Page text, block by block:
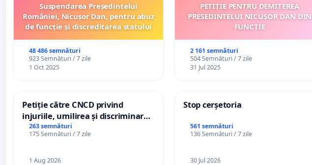
Suspendarea Președintelui
României, Nicușor Dan, pentru abuz
de funcție și discreditarea statului
48 486 semnături
923 Semnături / 7 zile
1 Oct 2025
PETIȚIE PENTRU DEMITEREA
PREȘEDINTELUI NICUȘOR DAN DIN
FUNCȚIE
2 161 semnături
504 Semnături / 7 zile
31 Jul 2025
Petiție către CNCD privind
injuriile, umilirea și discriminarea
persoanelor cu dizabilități de
către utilizatorul TikTok „Gorici”
263 semnături
175 Semnături / 7 zile
1 Aug 2026
Stop cerșetoria
561 semnături
136 Semnături / 7 zile
30 Jul 2026